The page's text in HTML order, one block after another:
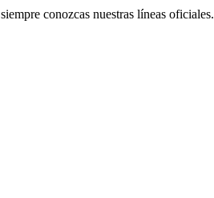
conozcas nuestras líneas oficiales.